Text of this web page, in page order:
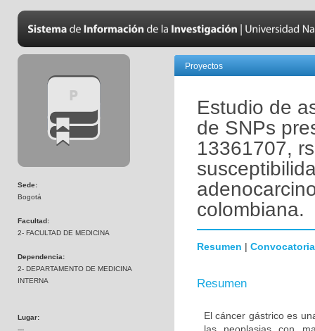
Sede:
Bogotá
Facultad:
2- FACULTAD DE MEDICINA
Dependencia:
2- DEPARTAMENTO DE MEDICINA
INTERNA
Lugar:
---
Proyectos
Estudio de
de SNPs
13361707,
colombiana.
Resumen | Convocatoria
Resumen
El cáncer gástrico es